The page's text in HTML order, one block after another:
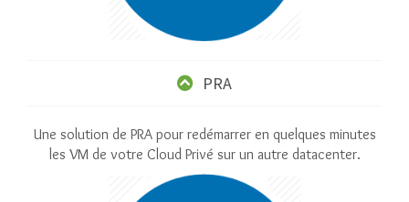
PRA
Une solution de PRA pour redémarrer en quelques minutes
les VM de votre Cloud Privé sur un autre datacenter.